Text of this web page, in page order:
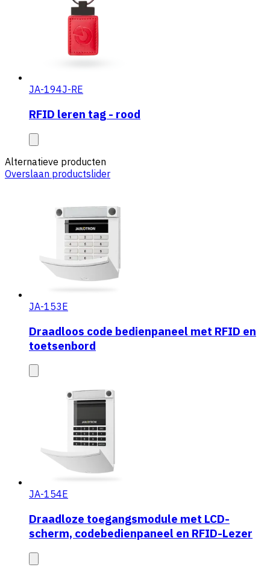
JA-194J-RE
RFID leren tag - rood
Alternatieve producten
Overslaan productslider
JA-153E
Draadloos code bedienpaneel met RFID en
toetsenbord
JA-154E
Draadloze toegangsmodule met LCD-
scherm, codebedienpaneel en RFID-Lezer